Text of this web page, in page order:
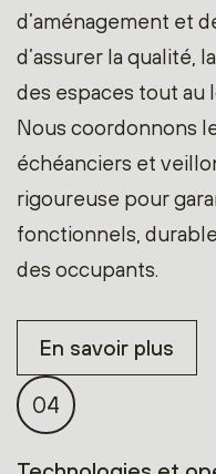
d’aménagement et
d’assurer la qualité,
des espaces tout au
Nous coordonnons
échéanciers et
rigoureuse pour
fonctionnels,
des occupants.
En savoir plus
04